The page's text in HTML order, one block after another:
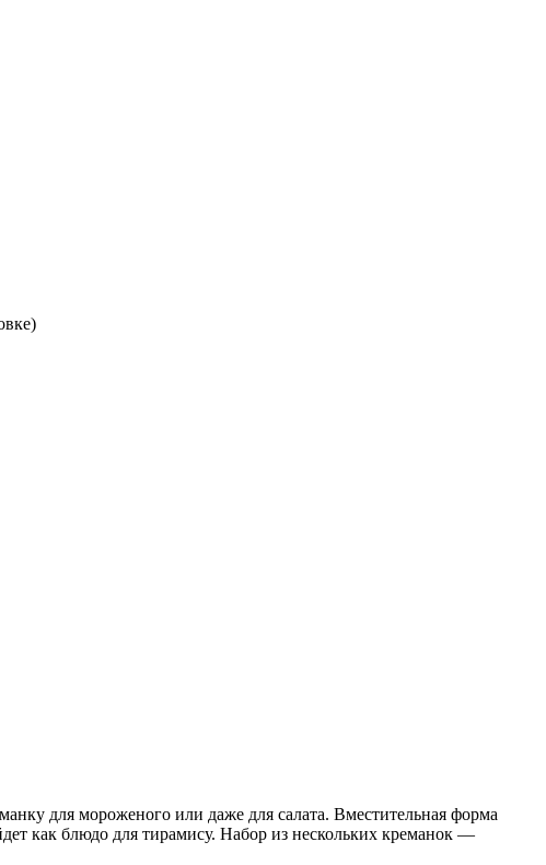
для мороженого или даже для салата. Вместительная форма
как блюдо для тирамису. Набор из нескольких креманок —